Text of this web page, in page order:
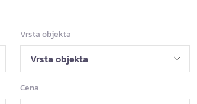
Vrsta objekta
Cena